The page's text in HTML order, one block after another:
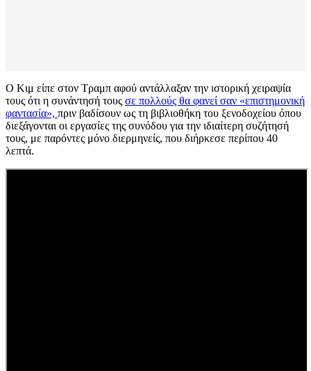
Ο Κιμ είπε στον Τραμπ αφού αντάλλαξαν την ιστορική χειραψία
τους ότι η συνάντησή τους σε πολλούς θα φανεί σαν «επιστημονική
φαντασία», πριν βαδίσουν ως τη βιβλιοθήκη του ξενοδοχείου όπου
διεξάγονται οι εργασίες της συνόδου για την ιδιαίτερη συζήτησή
τους, με παρόντες μόνο διερμηνείς, που διήρκεσε περίπου 40
λεπτά.